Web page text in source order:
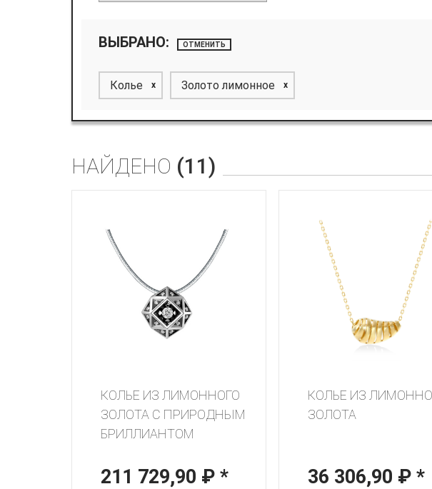
ВЫБРАНО: ОТМЕНИТЬ
Колье x Золото лимонное x
НАЙДЕНО (11)
КОЛЬЕ ИЗ ЛИМОННОГО
ЗОЛОТА С ПРИРОДНЫМ
БРИЛЛИАНТОМ
211 729,90 ₽ *
КОЛЬЕ ИЗ
ЗОЛОТА
36 306,90 ₽ *